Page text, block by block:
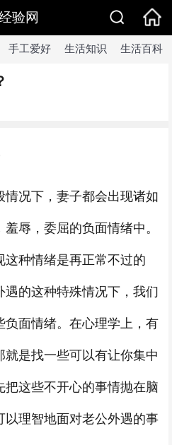
验网
手工爱好 生活知识 生活百科
况下，妻子都会出现诸如
辱，委屈的负面情绪中。
这种情绪是再正常不过的
的这种特殊情况下，我们
负面情绪。在心理学上，有
是找一些可以有让你集中
这些不开心的事情抛在脑
以理智地面对老公外遇的事